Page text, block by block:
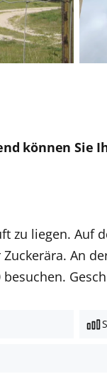
können Sie
liegen. Auf
An